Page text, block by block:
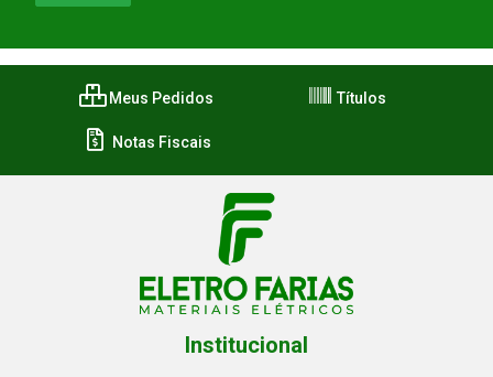
Meus Pedidos Títulos
Notas Fiscais
Institucional